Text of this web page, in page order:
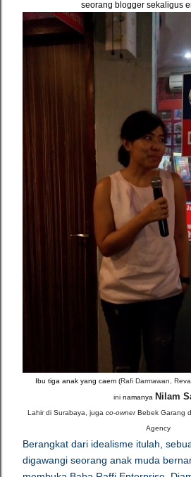
seorang blogger sekaligus
Ibu tiga anak yang caem (Rafi Darmawan,
ini namanya Nilam
Lahir di Surabaya, juga co-owner Bebek Garang
Agency
Berangkat dari idealisme itulah,
digawangi seorang anak muda